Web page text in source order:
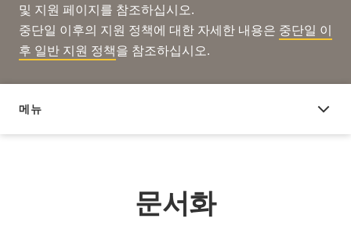
및 지원 페이지를 참조하십시오.
중단일 이후의 지원 정책에 대한 자세한 내용은 중단일 이
후 일반 지원 정책을 참조하십시오.
메뉴
문서화
문서화